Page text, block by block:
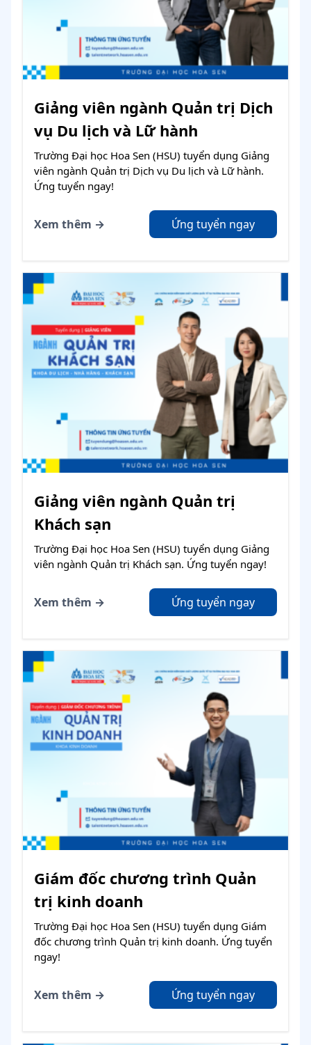
Giảng viên ngành Quản trị Dịch
vụ Du lịch và Lữ hành
Trường Đại học Hoa Sen (HSU) tuyển dụng Giảng
viên ngành Quản trị Dịch vụ Du lịch và Lữ hành.
Ứng tuyển ngay!
Xem thêm → Ứng tuyển ngay
Giảng viên ngành Quản trị
Khách sạn
Trường Đại học Hoa Sen (HSU) tuyển dụng Giảng
viên ngành Quản trị Khách sạn. Ứng tuyển ngay!
Xem thêm → Ứng tuyển ngay
Giám đốc chương trình Quản
trị kinh doanh
Trường Đại học Hoa Sen (HSU) tuyển dụng Giám
đốc chương trình Quản trị kinh doanh. Ứng tuyển
ngay!
Xem thêm → Ứng tuyển ngay